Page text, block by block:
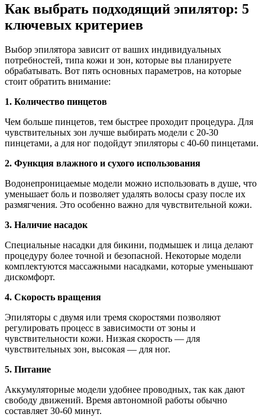
Как выбрать подходящий эпилятор: 5
ключевых критериев
Выбор эпилятора зависит от ваших индивидуальных
потребностей, типа кожи и зон, которые вы планируете
обрабатывать. Вот пять основных параметров, на которые
стоит обратить внимание:
1. Количество пинцетов
Чем больше пинцетов, тем быстрее проходит процедура. Для
чувствительных зон лучше выбирать модели с 20-30
пинцетами, а для ног подойдут эпиляторы с 40-60 пинцетами.
2. Функция влажного и сухого использования
Водонепроницаемые модели можно использовать в душе, что
уменьшает боль и позволяет удалять волосы сразу после их
размягчения. Это особенно важно для чувствительной кожи.
3. Наличие насадок
Специальные насадки для бикини, подмышек и лица делают
процедуру более точной и безопасной. Некоторые модели
комплектуются массажными насадками, которые уменьшают
дискомфорт.
4. Скорость вращения
Эпиляторы с двумя или тремя скоростями позволяют
регулировать процесс в зависимости от зоны и
чувствительности кожи. Низкая скорость — для
чувствительных зон, высокая — для ног.
5. Питание
Аккумуляторные модели удобнее проводных, так как дают
свободу движений. Время автономной работы обычно
составляет 30-60 минут.